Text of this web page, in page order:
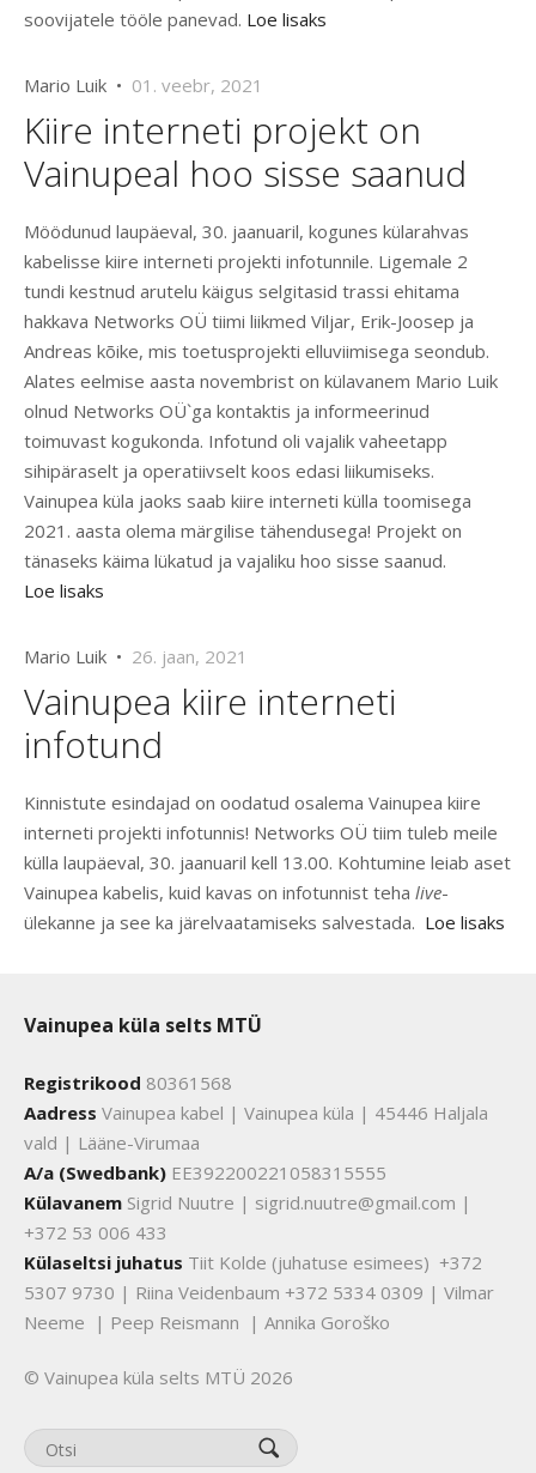
soovijatele tööle panevad. Loe lisaks
Mario Luik • 01. veebr, 2021
Kiire interneti projekt on
Vainupeal hoo sisse saanud
Möödunud laupäeval, 30. jaanuaril, kogunes külarahvas
kabelisse kiire interneti projekti infotunnile. Ligemale 2
tundi kestnud arutelu käigus selgitasid trassi ehitama
hakkava Networks OÜ tiimi liikmed Viljar, Erik-Joosep ja
Andreas kõike, mis toetusprojekti elluviimisega seondub.
Alates eelmise aasta novembrist on külavanem Mario Luik
olnud Networks OÜ`ga kontaktis ja informeerinud
toimuvast kogukonda. Infotund oli vajalik vaheetapp
sihipäraselt ja operatiivselt koos edasi liikumiseks.
Vainupea küla jaoks saab kiire interneti külla toomisega
2021. aasta olema märgilise tähendusega! Projekt on
tänaseks käima lükatud ja vajaliku hoo sisse saanud.
Loe lisaks
Mario Luik • 26. jaan, 2021
Vainupea kiire interneti
infotund
Kinnistute esindajad on oodatud osalema Vainupea kiire
interneti projekti infotunnis! Networks OÜ tiim tuleb meile
külla laupäeval, 30. jaanuaril kell 13.00. Kohtumine leiab aset
Vainupea kabelis, kuid kavas on infotunnist teha live-
ülekanne ja see ka järelvaatamiseks salvestada. Loe lisaks
Vainupea küla selts MTÜ
Registrikood 80361568
Aadress Vainupea kabel | Vainupea küla | 45446 Haljala
vald | Lääne-Virumaa
A/a (Swedbank) EE392200221058315555
Külavanem Sigrid Nuutre | sigrid.nuutre@gmail.com |
+372 53 006 433
Külaseltsi juhatus Tiit Kolde (juhatuse esimees) +372
5307 9730 | Riina Veidenbaum +372 5334 0309 | Vilmar
Neeme | Peep Reismann | Annika Goroško
© Vainupea küla selts MTÜ 2026